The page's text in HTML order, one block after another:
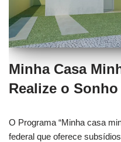
Minha Casa
Realize o
O Programa “Minha casa
federal que oferece